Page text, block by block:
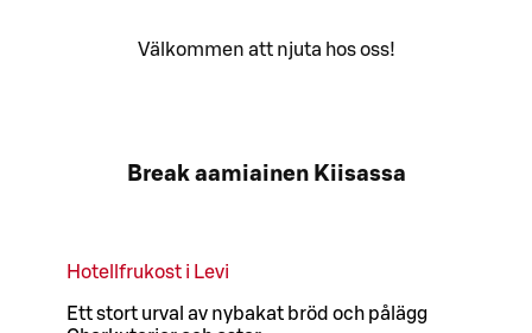
Välkommen att njuta hos oss!
Break aamiainen Kiisassa
Hotellfrukost i Levi
Ett stort urval av nybakat bröd och pålägg